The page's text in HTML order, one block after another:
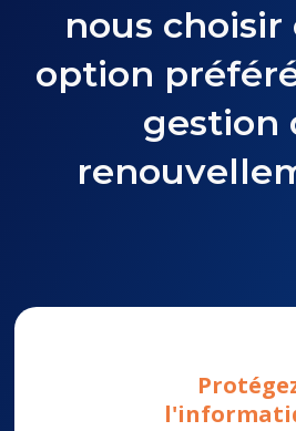
nous
option
gestion